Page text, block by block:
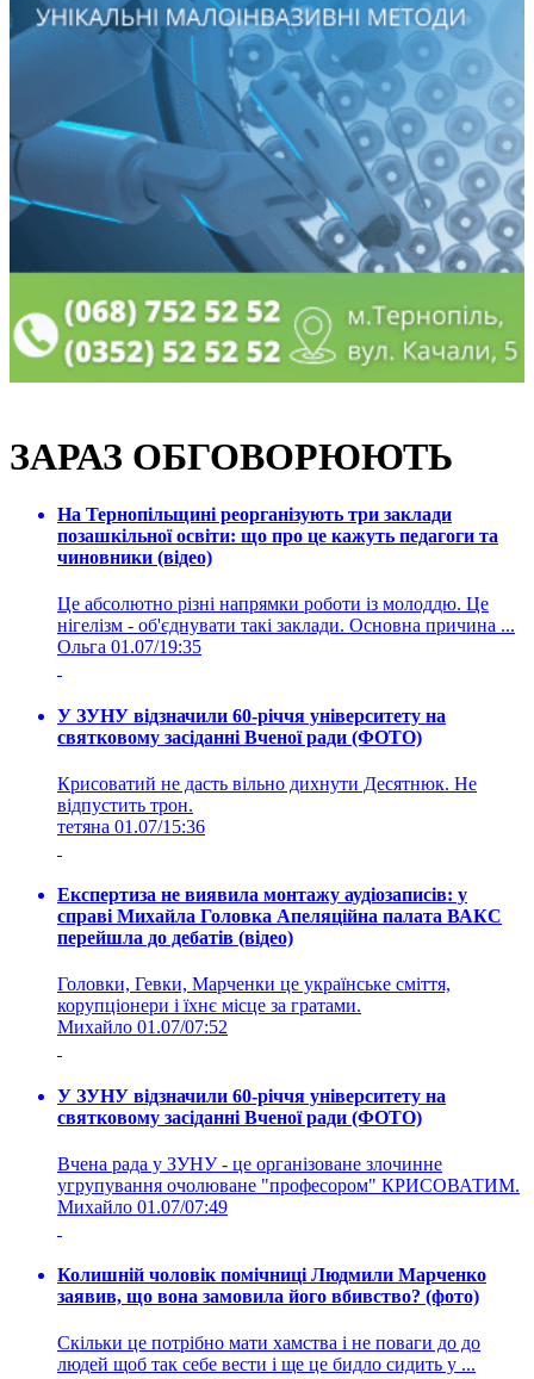
ЗАРАЗ ОБГОВОРЮЮТЬ
На Тернопільщині реорганізують три заклади
позашкільної освіти: що про це кажуть педагоги та
чиновники (відео)
Це абсолютно різні напрямки роботи із молоддю. Це
нігелізм - об'єднувати такі заклади. Основна причина ...
Ольга 01.07/19:35
У ЗУНУ відзначили 60-річчя університету на
святковому засіданні Вченої ради (ФОТО)
Крисоватий не дасть вільно дихнути Десятнюк. Не
відпустить трон.
тетяна 01.07/15:36
Експертиза не виявила монтажу аудіозаписів: у
справі Михайла Головка Апеляційна палата ВАКС
перейшла до дебатів (відео)
Головки, Гевки, Марченки це українське сміття,
корупціонери і їхнє місце за гратами.
Михайло 01.07/07:52
У ЗУНУ відзначили 60-річчя університету на
святковому засіданні Вченої ради (ФОТО)
Вчена рада у ЗУНУ - це організоване злочинне
угрупування очолюване "професором" КРИСОВАТИМ.
Михайло 01.07/07:49
Колишній чоловік помічниці Людмили Марченко
заявив, що вона замовила його вбивство? (фото)
Скільки це потрібно мати хамства і не поваги до до
людей щоб так себе вести і ще це бидло сидить у ...